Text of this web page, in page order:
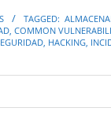
TAGGED:
COMMON
HACKING